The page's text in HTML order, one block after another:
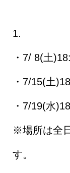
1.
・7/ 8(土
・7/15(土
・7/19(水
※場所は全
す。